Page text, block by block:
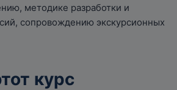
методике разработки и
сопровождению экскурсионных
курс